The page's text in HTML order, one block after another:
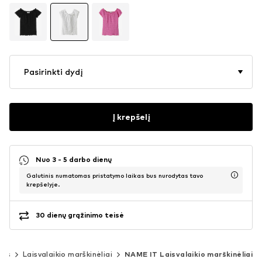
Pasirinkti dydį
Į krepšelį
Nuo 3 - 5 darbo dienų
Galutinis numatomas pristatymo laikas bus nurodytas tavo
krepšelyje.
30 dienų grąžinimo teisė
Laisvalaikio marškinėliai NAME IT Laisvalaikio marškinėliai